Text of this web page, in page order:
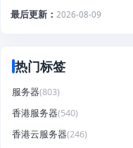
最后更新
2026-08-09
热门标签
服务器(803)
香港服务器(540)
香港云服务器(246)